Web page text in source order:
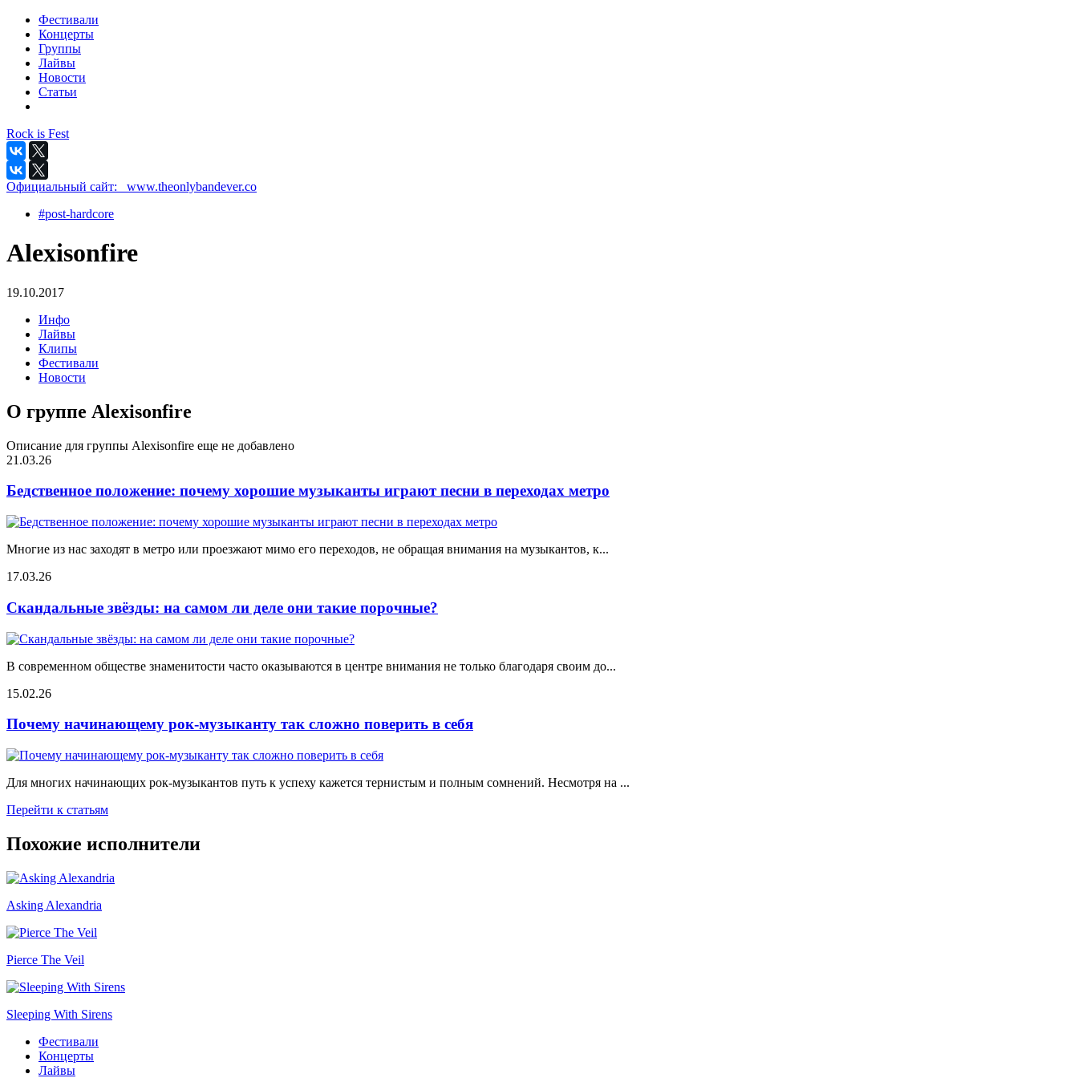
Фестивали
Концерты
Группы
Лайвы
Новости
Статьи
Rock is Fest
Официальный сайт:
_www.theonlybandever.co
#post-hardcore
Alexisonfire
19.10.2017
Инфо
Лайвы
Клипы
Фестивали
Новости
О группе Alexisonfire
Описание для группы Alexisonfire еще не добавлено
21.03.26
Бедственное положение: почему хорошие музыканты играют песни в переходах метро
Многие из нас заходят в метро или проезжают мимо его переходов, не обращая внимания на музыкантов, к...
17.03.26
Скандальные звёзды: на самом ли деле они такие порочные?
В современном обществе знаменитости часто оказываются в центре внимания не только благодаря своим до...
15.02.26
Почему начинающему рок-музыканту так сложно поверить в себя
Для многих начинающих рок-музыкантов путь к успеху кажется тернистым и полным сомнений. Несмотря на ...
Перейти к статьям
Похожие исполнители
Asking Alexandria
Pierce The Veil
Sleeping With Sirens
Фестивали
Концерты
Лайвы